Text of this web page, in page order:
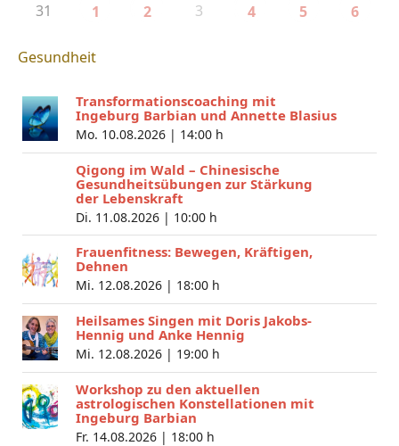
31 1 2 3 4 5 6
Gesundheit
Transformationscoaching mit
Ingeburg Barbian und Annette Blasius
Mo. 10.08.2026 | 14:00 h
Qigong im Wald – Chinesische
Gesundheitsübungen zur Stärkung
der Lebenskraft
Di. 11.08.2026 | 10:00 h
Frauenfitness: Bewegen, Kräftigen,
Dehnen
Mi. 12.08.2026 | 18:00 h
Heilsames Singen mit Doris Jakobs-
Hennig und Anke Hennig
Mi. 12.08.2026 | 19:00 h
Workshop zu den aktuellen
astrologischen Konstellationen mit
Ingeburg Barbian
Fr. 14.08.2026 | 18:00 h